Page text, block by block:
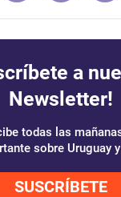
a
Newsletter!
todas las
sobre Uruguay
SUSCRÍBETE